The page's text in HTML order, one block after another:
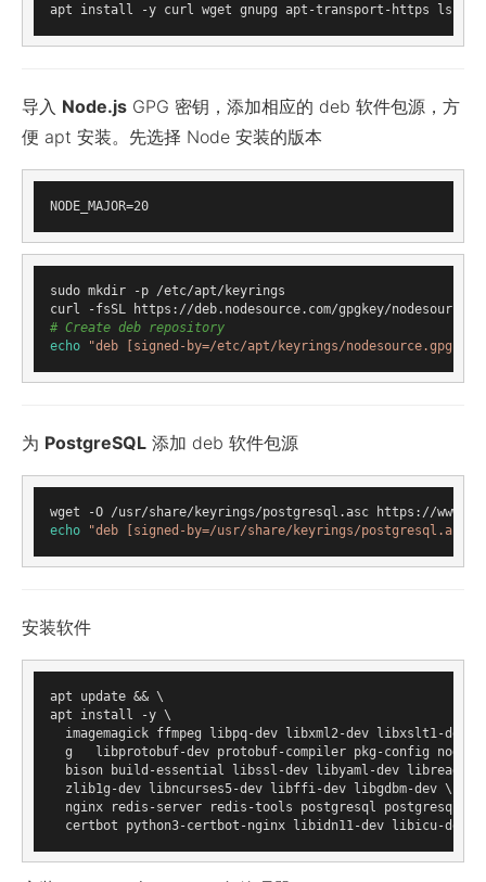
导入 Node.js GPG 密钥，添加相应的 deb 软件包源，方
便 apt 安装。先选择 Node 安装的版本
NODE_MAJOR=20
sudo mkdir -p /etc/apt/keyrings
curl -fsSL https://deb.nodesource.com/gpgkey/
# Create deb repository
echo
"deb [signed-by=/etc/apt/keyrings/nodesource.gpg]
为 PostgreSQL 添加 deb 软件包源
echo "deb [signed-by=/usr/share/keyrings/
安装软件
apt update && \
apt install -y \
imagemagick ffmpeg libpq-dev libxml2-dev libxslt1-dev
g   libprotobuf-dev protobuf-compiler pkg-config
bison build-essential libssl-dev libyaml-dev
  zlib1g-dev libncurses5-dev libffi-dev libgdbm-dev \
nginx redis-server redis-tools postgresql postgresql-